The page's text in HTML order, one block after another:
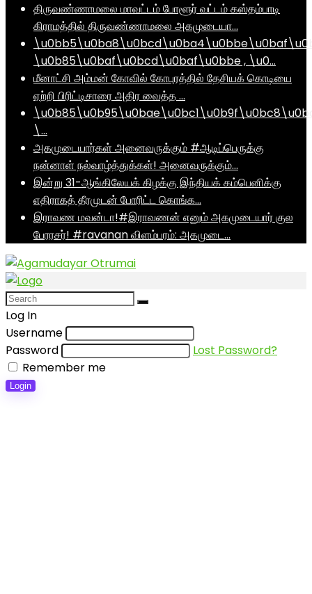
திருவண்ணாமலை மாவட்டம் போளூர் வட்டம் கஸ்தம்பாடி
கிராமத்தில் திருவண்ணாமலை அகமுடையா…
\u0b85\u0baf\u0bcd\u0baf\u0bbe , \u0…
மீனாட்சி அம்மன் கோவில் கோபுரத்தில் தேசியக் கொடியை
ஏற்றி பிரிட்டிசாரை அதிர வைத்த …
\…
அகமுடையார்கள் அனைவருக்கும் #ஆடிப்பெருக்கு
நன்னாள் நல்வாழ்த்துக்கள்! அனைவருக்கும்…
இன்று 31-ஆங்கிலேயக் கிழக்கு இந்தியக் கம்பெனிக்கு
எதிராகத் தீரமுடன் போரிட்ட கொங்க…
இராவண மவன்டா!#இராவணன் எனும் அகமுடையார் குல
பேரரசர்! #ravanan விளம்பரம்: அகமுடை…
Log In
Username
Password
Lost Password?
Remember me
Login